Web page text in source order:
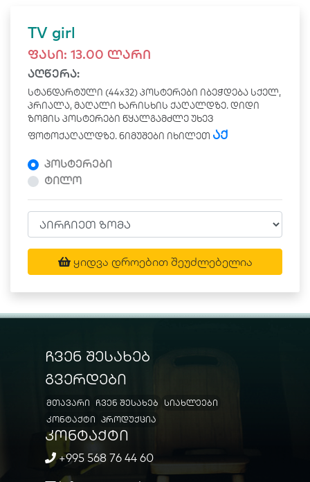
TV girl
ფასი: 13.00 ლარი
აღწერა:
სტანდარტული (44x32) პოსტერები იბეჭდება სქელ,
პრიალა, მაღალი ხარისხის ქაღალდზე. დიდი
ზომის პოსტერები წყალგამძლე უხევ
ფოტოქაღალდზე. ნიმუშები იხილეთ აქ
პოსტერები
ტილო
ყიდვა დროებით შეუძლებელია
ჩვენ შესახებ
გვერდები
მთავარი ჩვენ შესახებ
სიახლეები
კონტაქტი პროდუქცია
კონტაქტი
+995 568 76 44 60